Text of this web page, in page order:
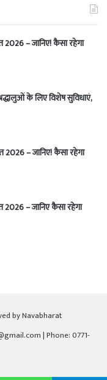
– जानिए! कैसा रहेगा
के लिए विशेष सुविधाएं,
– जानिए! कैसा रहेगा
– जानिए कैसा रहेगा
by Navabharat
| Phone: 0771-